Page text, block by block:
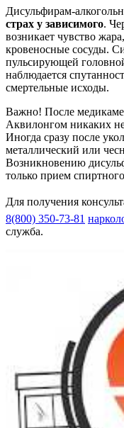
Дисульфирам-
страх у зависимого.
возникает чувство
кровеносные сосуды.
пульсирующей
наблюдается
смертельные исходы.
Важно! После
Аквилонгом никаких
Иногда сразу после
металлический или
Возникновению
только прием
Для получения
8(800) 350-73-81
служба.